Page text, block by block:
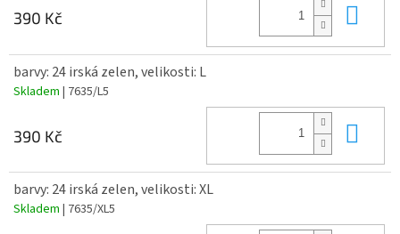
390 Kč
barvy: 24 irská zelen, velikosti: L
Skladem | 7635/L5
390 Kč
barvy: 24 irská zelen, velikosti: XL
Skladem | 7635/XL5